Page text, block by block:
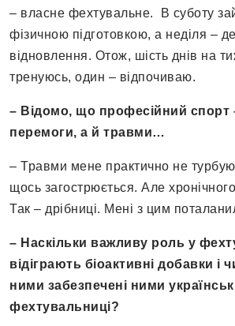
– власне фехтувальне. В суботу
фізичною підготовкою, а неділя –
відновлення. Отож, шість днів на
тренуюсь, один – відпочиваю.
– Відомо, що професійний спорт
перемоги, а й травми…
– Травми мене практично не
щось загострюється. Але
Так – дрібниці. Мені з цим
– Наскільки важливу роль у
відіграють біоактивні добавки і
ними забезпечені ними
фехтувальниці?